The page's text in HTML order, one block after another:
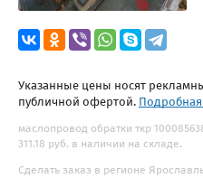
Указанные цены носят
публичной офертой.
маслопровод обратки ткр
311.18 руб. в наличии на складе.
Сделать заказ в регионе